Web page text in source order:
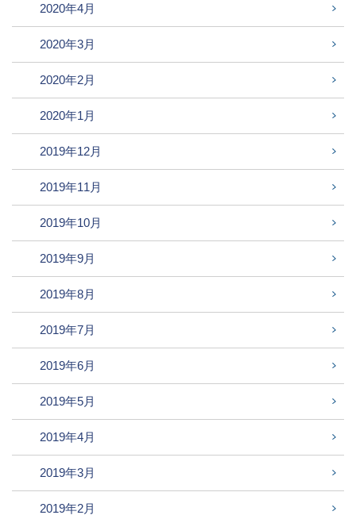
2020年4月
2020年3月
2020年2月
2020年1月
2019年12月
2019年11月
2019年10月
2019年9月
2019年8月
2019年7月
2019年6月
2019年5月
2019年4月
2019年3月
2019年2月